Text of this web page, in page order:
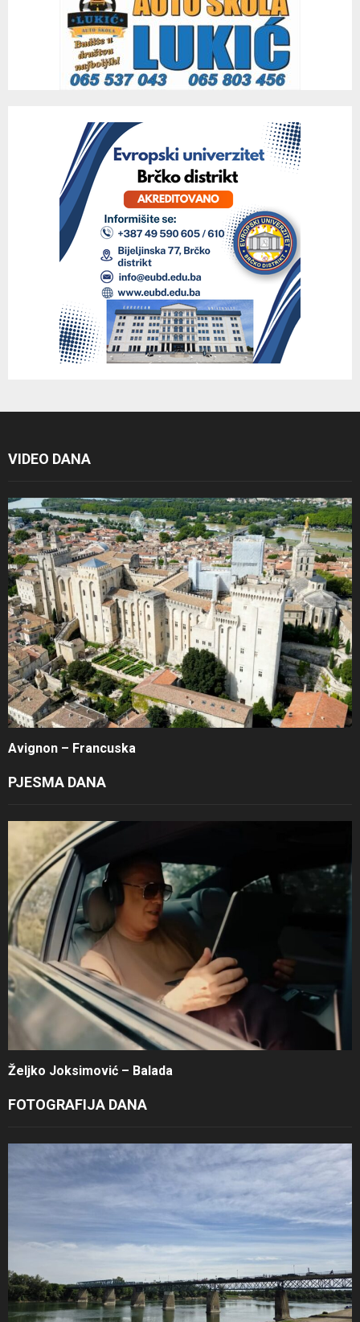
VIDEO DANA
Avignon – Francuska
PJESMA DANA
Željko Joksimović – Balada
FOTOGRAFIJA DANA